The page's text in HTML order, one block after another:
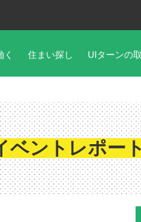
く 住まい探し UIターンの
ベントレポート